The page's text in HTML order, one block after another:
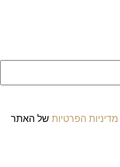
מדיניות הפרטיות של האתר